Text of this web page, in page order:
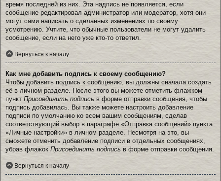
время последней из них. Эта надпись не появляется, если
сообщение редактировал администратор или модератор, хотя они
могут сами написать о сделанных изменениях по своему
усмотрению. Учтите, что обычные пользователи не могут удалить
сообщение, если на него уже кто-то ответил.
Вернуться к началу
Как мне добавить подпись к своему сообщению?
Чтобы добавить подпись к сообщению, вы должны сначала создать
её в личном разделе. После этого вы можете отметить флажком
пункт Присоединить подпись в форме отправки сообщения, чтобы
подпись добавилась. Вы также можете настроить добавление
подписи по умолчанию ко всем вашим сообщениям, сделав
соответствующий выбор в параграфе «Отправка сообщений» пункта
«Личные настройки» в личном разделе. Несмотря на это, вы
сможете отменить добавление подписи в отдельных сообщениях,
убрав флажок Присоединить подпись в форме отправки сообщения.
Вернуться к началу